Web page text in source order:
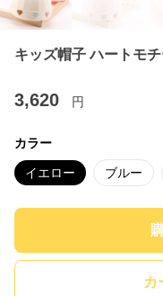
キッズ帽子 ハートモ
3,620 円
カラー
イエロー ブルー
カ